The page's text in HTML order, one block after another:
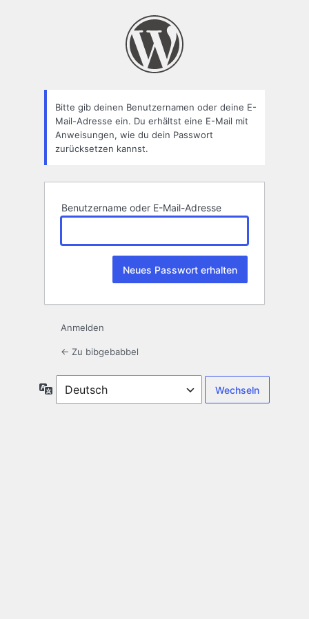
Bitte gib deinen Benutzernamen oder deine E-
Mail-Adresse ein. Du erhältst eine E-Mail mit
Anweisungen, wie du dein Passwort
zurücksetzen kannst.
Benutzername oder E-Mail-Adresse
Anmelden
← Zu bibgebabbel
Sprache